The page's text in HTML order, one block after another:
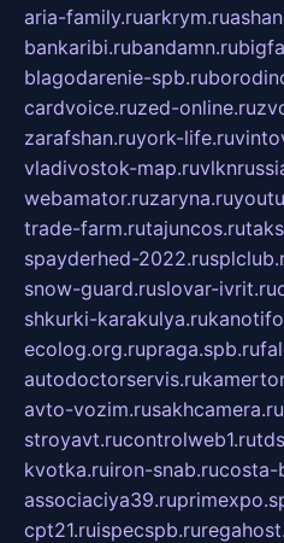
aria-family.ruarkrym.ru
bankaribi.rubandamn.ru
blagodarenie-spb.ru
cardvoice.ruzed-online.ru
zarafshan.ruyork-life.ru
vladivostok-map.ru
webamator.ruzaryna.ru
trade-farm.rutajuncos.ru
spayderhed-2022.ru
snow-guard.ruslovar-ivrit.ru
shkurki-karakulya.ru
ecolog.org.rupraga.spb.ru
autodoctorservis.ru
avto-vozim.rusakhcamera.ru
stroyavt.rucontrolweb1.ru
kvotka.ruiron-snab.rucosta-
associaciya39.ru
cpt21.ruispecspb.ru